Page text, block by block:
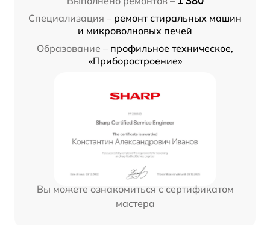
Специализация – ремонт стиральных машин
и микроволновых печей
Образование – профильное техническое,
«Приборостроение»
Вы можете ознакомиться с сертификатом
мастера